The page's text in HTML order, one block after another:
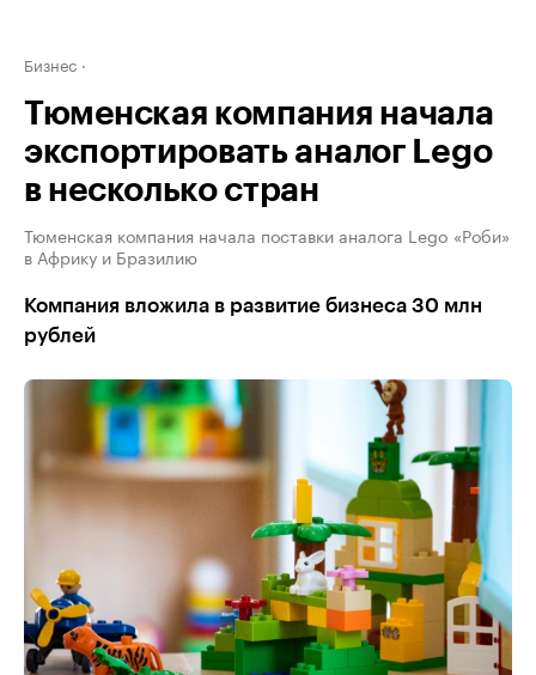
Бизнес
Тюменская компания начала
экспортировать аналог Lego
в несколько стран
Тюменская компания начала поставки аналога Lego «Роби»
в Африку и Бразилию
Компания вложила в развитие бизнеса 30 млн
рублей